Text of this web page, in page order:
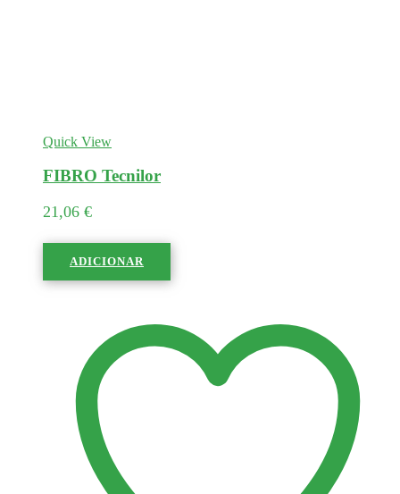
Quick View
FIBRO Tecnilor
21,06 €
ADICIONAR